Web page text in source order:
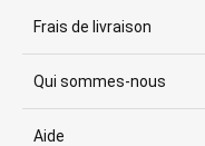
Frais de livraison
Qui sommes-nous
Aide